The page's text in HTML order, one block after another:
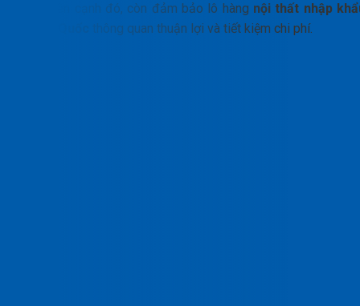
sinh. Bên cạnh đó, còn đảm bảo lô hàng nội thất nhập
thông quan thuận lợi và tiết kiệm chi phí.